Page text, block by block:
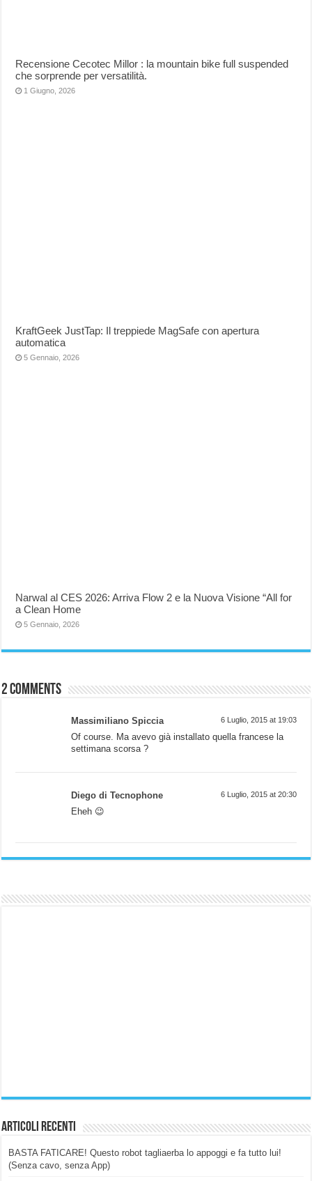
Recensione Cecotec Millor : la mountain bike full suspended
che sorprende per versatilità.
1 Giugno, 2026
KraftGeek JustTap: Il treppiede MagSafe con apertura
automatica
5 Gennaio, 2026
Narwal al CES 2026: Arriva Flow 2 e la Nuova Visione “All for
a Clean Home
5 Gennaio, 2026
2 comments
Massimiliano Spiccia 6 Luglio, 2015 at 19:03
Of course. Ma avevo già installato quella francese la
settimana scorsa ?
Diego di Tecnophone 6 Luglio, 2015 at 20:30
Eheh 😉
Articoli Recenti
BASTA FATICARE! Questo robot tagliaerba lo appoggi e fa tutto lui!
(Senza cavo, senza App)